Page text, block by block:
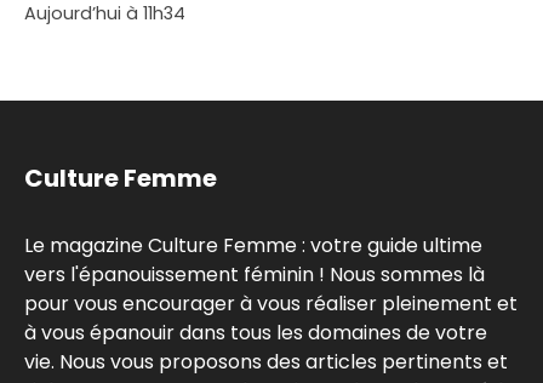
Aujourd’hui à 11h34
Culture Femme
Le magazine Culture Femme : votre guide ultime
vers l'épanouissement féminin ! Nous sommes là
pour vous encourager à vous réaliser pleinement et
à vous épanouir dans tous les domaines de votre
vie. Nous vous proposons des articles pertinents et